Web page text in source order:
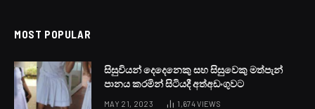
MOST POPULAR
සිසුවියන් දෙදෙනෙකු සහ සිසුවෙකු මත්පැන්
පානය කරමින් සිටියදී අත්අඩංගුවට
MAY 21, 2023 1,674VIEWS